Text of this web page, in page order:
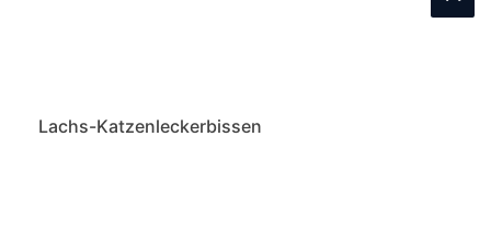
Lachs-Katzenleckerbissen